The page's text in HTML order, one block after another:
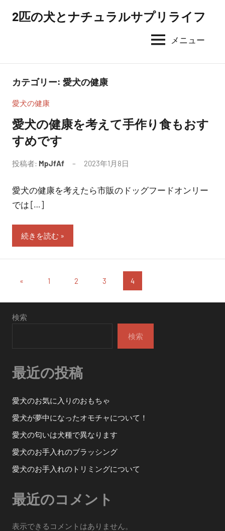
ツ
2匹の犬とナチュラルサプリライフ
メニュー
カテゴリー: 愛犬の健康
愛犬の健康
愛犬の健康を考えて手作り食もおす
すめです
投稿者: MpJfAf 2023年1月8日
愛犬の健康を考えたら市販のドッグフードオンリー
では […]
続きを読む
投
稿
の
ジ
送
り
«
投
1 2 3 4
検索
検索
最近の投稿
愛犬のお気に入りのおもちゃ
愛犬が夢中になったオモチャについて！
愛犬の匂いは犬種で異なります
愛犬のお手入れのブラッシング
愛犬のお手入れのトリミングについて
最近のコメント
表示できるコメントはありません。